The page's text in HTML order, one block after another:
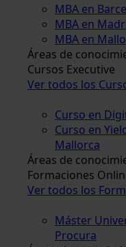
MBA en
MBA en
MBA en
Áreas de
Cursos Executive
Ver todos los
Curso en
Curso en
Mallorca
Áreas de
Formaciones
Ver todos los
Máster
Procura